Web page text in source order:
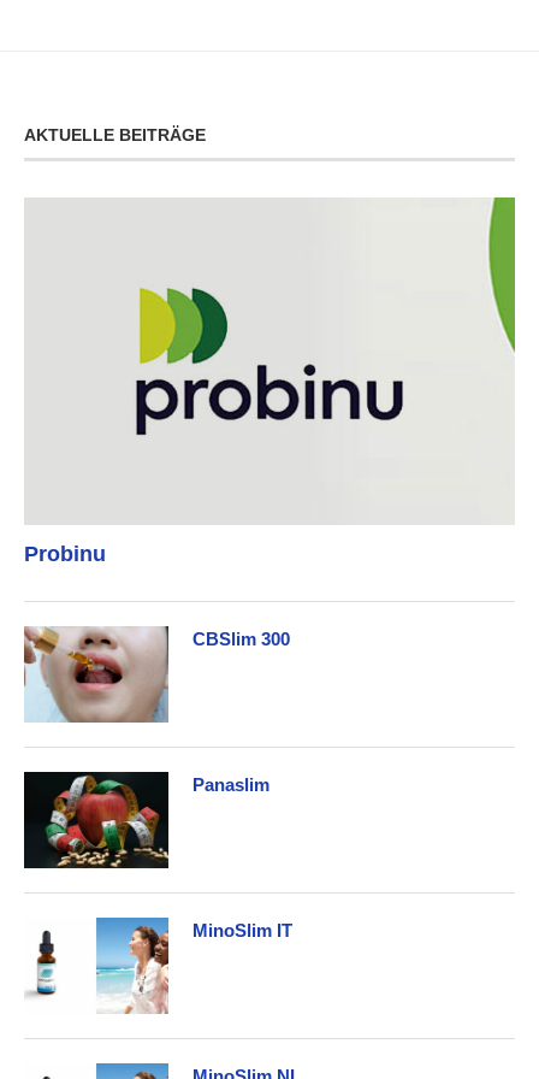
AKTUELLE BEITRÄGE
Probinu
CBSlim 300
Panaslim
MinoSlim IT